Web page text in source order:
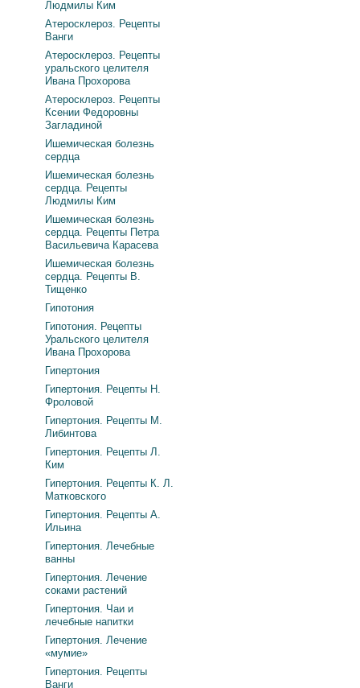
Людмилы Ким
Атеросклероз. Рецепты
Ванги
Атеросклероз. Рецепты
уральского целителя
Ивана Прохорова
Атеросклероз. Рецепты
Ксении Федоровны
Загладиной
Ишемическая болезнь
сердца
Ишемическая болезнь
сердца. Рецепты
Людмилы Ким
Ишемическая болезнь
сердца. Рецепты Петра
Васильевича Карасева
Ишемическая болезнь
сердца. Рецепты В.
Тищенко
Гипотония
Гипотония. Рецепты
Уральского целителя
Ивана Прохорова
Гипертония
Гипертония. Рецепты Н.
Фроловой
Гипертония. Рецепты М.
Либинтова
Гипертония. Рецепты Л.
Ким
Гипертония. Рецепты К. Л.
Матковского
Гипертония. Рецепты А.
Ильина
Гипертония. Лечебные
ванны
Гипертония. Лечение
соками растений
Гипертония. Чаи и
лечебные напитки
Гипертония. Лечение
«мумие»
Гипертония. Рецепты
Ванги